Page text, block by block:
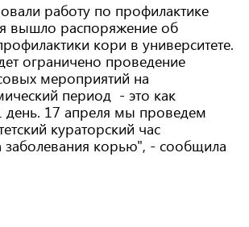
работу по профилактике
вышло распоряжение об
кори в университете.
ограничено проведение
мероприятий на
период - это как
17 апреля мы проведем
кураторский час
заболевания корью", - сообщила